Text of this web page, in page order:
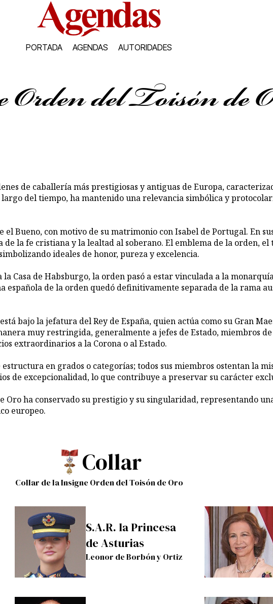
PORTADA AGENDAS AUTORIDADES
del Toisón de
de caballería más prestigiosas y antiguas de Europa,
largo del tiempo, ha mantenido una relevancia simbólica y
el Bueno, con motivo de su matrimonio con Isabel de Portugal. En
la fe cristiana y la lealtad al soberano. El emblema de la orden, el
ideales de honor, pureza y excelencia.
Casa de Habsburgo, la orden pasó a estar vinculada a la
española de la orden quedó definitivamente separada de la rama
bajo la jefatura del Rey de España, quien actúa como su Gran
muy restringida, generalmente a jefes de Estado, miembros de
extraordinarios a la Corona o al Estado.
en grados o categorías; todos sus miembros ostentan la
de excepcionalidad, lo que contribuye a preservar su carácter
Oro ha conservado su prestigio y su singularidad, representando
europeo.
Collar
Collar de la Insigne Orden del Toisón de Oro
S.A.R. la Princesa
de Asturias
Leonor de Borbón y Ortiz